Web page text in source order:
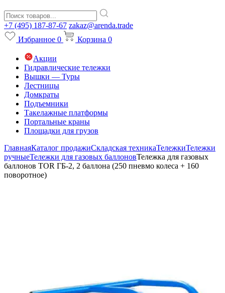
+7 (495) 187-87-67 zakaz@arenda.trade
Избранное 0 Корзина 0
Акции
Гидравлические тележки
Вышки — Туры
Лестницы
Домкраты
Подъемники
Такелажные платформы
Портальные краны
Площадки для грузов
ГлавнаяКаталог продажиСкладская техникаТележкиТележки
ручныеТележки для газовых баллоновТележка для газовых
баллонов TOR ГБ-2, 2 баллона (250 пневмо колеса + 160
поворотное)